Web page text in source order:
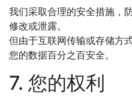
我们采取合理的安全措施，
修改或泄露。
但由于互联网传输或存储方
您的数据百分之百安全。
7. 您的权利